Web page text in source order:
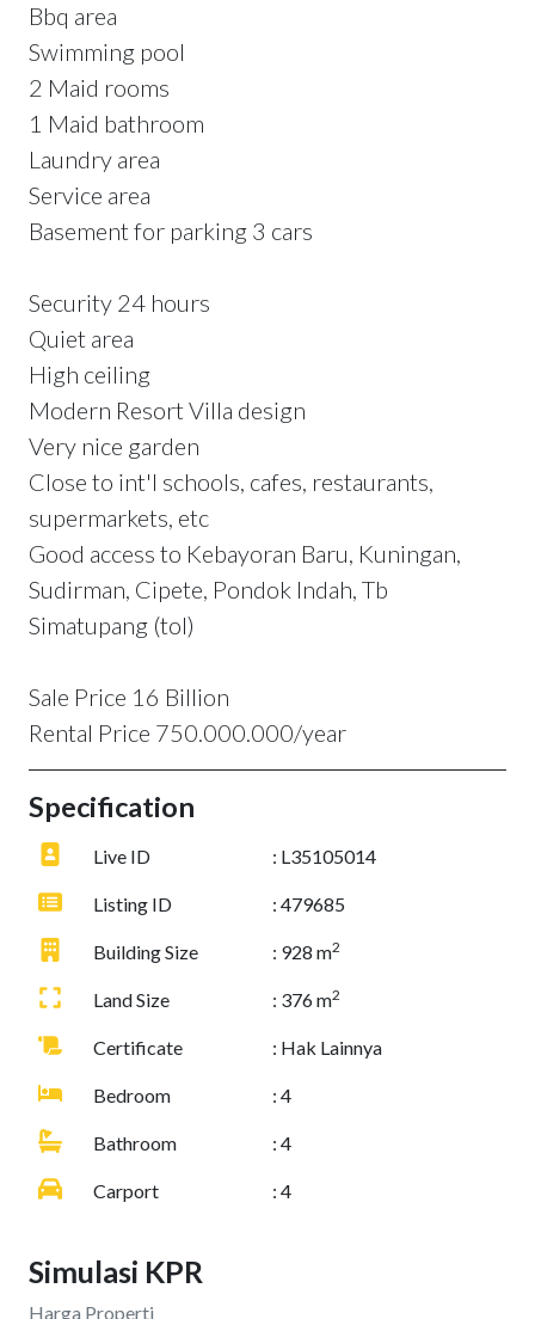
Bbq area
Swimming pool
2 Maid rooms
1 Maid bathroom
Laundry area
Service area
Basement for parking 3 cars
Security 24 hours
Quiet area
High ceiling
Modern Resort Villa design
Very nice garden
Close to int'l schools, cafes, restaurants,
supermarkets, etc
Good access to Kebayoran Baru, Kuningan,
Sudirman, Cipete, Pondok Indah, Tb
Simatupang (tol)
Sale Price 16 Billion
Rental Price 750.000.000/year
Specification
Live ID : L35105014
Listing ID : 479685
Building Size : 928 m2
Land Size : 376 m2
Certificate : Hak Lainnya
Bedroom : 4
Bathroom : 4
Carport : 4
Simulasi KPR
Harga Properti